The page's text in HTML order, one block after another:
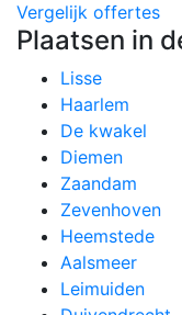
Vergelijk offertes
Plaatsen in
Lisse
Haarlem
De kwakel
Diemen
Zaandam
Zevenhoven
Heemstede
Aalsmeer
Leimuiden